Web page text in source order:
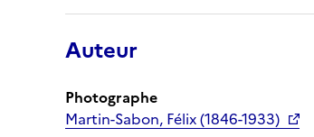
Auteur
Photographe
Martin-Sabon, Félix (1846-1933)